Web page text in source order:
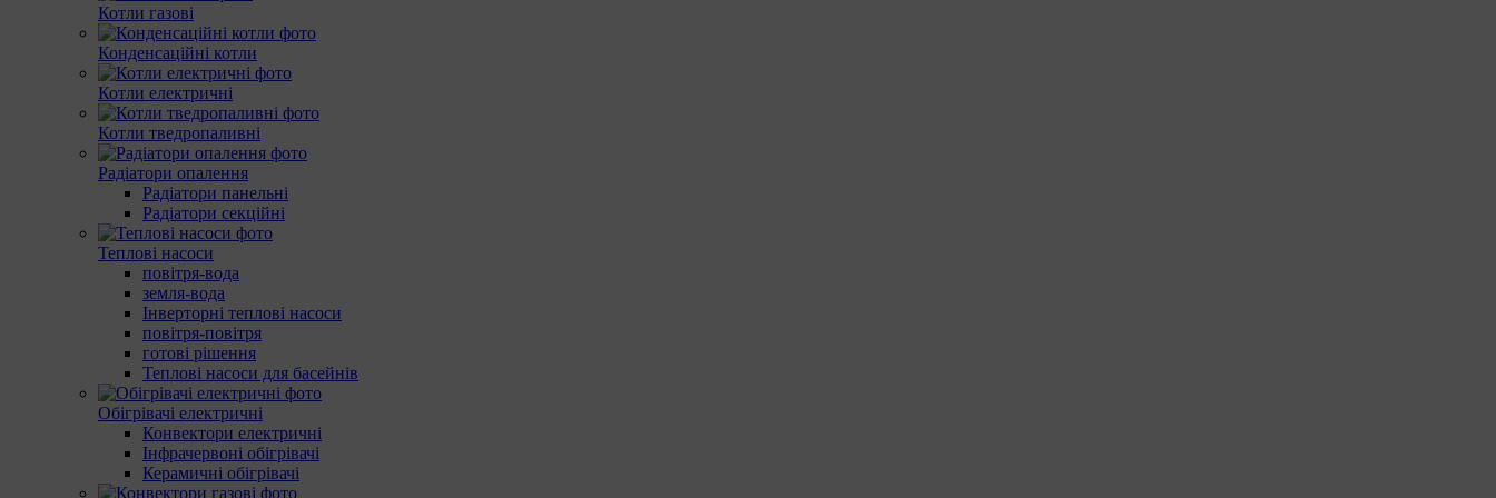
Котли газові
Конденсаційні котли
Котли електричні
Котли тведропаливні
Радіатори опалення
Радіатори панельні
Радіатори секційні
Теплові насоси
повітря-вода
земля-вода
Інверторні теплові насоси
повітря-повітря
готові рішення
Теплові насоси для басейнів
Обігрівачі електричні
Конвектори електричні
Інфрачервоні обігрівачі
Керамичні обігрівачі